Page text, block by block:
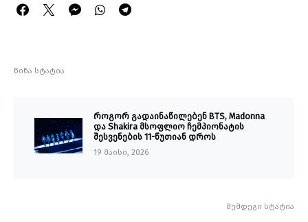
წინა სტატია
როგორ გადაინაწილებენ BTS, Madonna
და Shakira მსოფლიო ჩემპიონატის
შესვენების 11-წუთიან დროს
19 მაისი, 2026
შემდეგი სტატია